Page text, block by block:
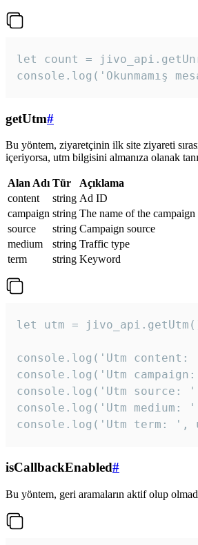
let count =
console.log('Okunmamış
getUtm#
Bu yöntem, ziyaretçinin ilk site ziyareti
içeriyorsa, utm bilgisini almanıza olanak
Alan Adı Tür
Açıklama
content
string Ad ID
campaign string The name of the campaign
source
string Campaign source
medium
string Traffic type
term
string Keyword
let utm =
console.log('Utm
console.log('Utm
console.log('Utm source:
console.log('Utm medium:
console.log('Utm term: ',
isCallbackEnabled#
Bu yöntem, geri aramaların aktif olup